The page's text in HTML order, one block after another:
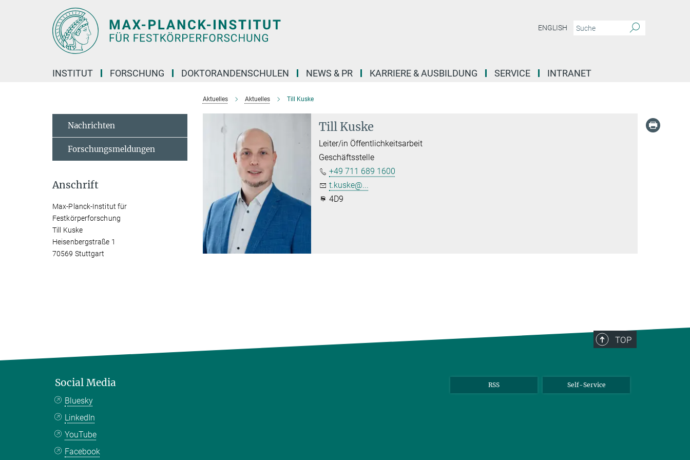
ENGLISH
INSTITUT FORSCHUNG DOKTORANDENSCHULEN NEWS & PR KARRIERE & AUSBILDUNG SERVICE INTRANET
Aktuelles Aktuelles Till Kuske
Till Kuske
Leiter/in Öffentlichkeitsarbeit
Geschäftsstelle
+49 711 689 1600
t.kuske@...
4D9
Nachrichten
Forschungsmeldungen
Anschrift
Max-Planck-Institut für
Festkörperforschung
Till Kuske
Heisenbergstraße 1
70569 Stuttgart
TOP
Social Media
Bluesky
LinkedIn
YouTube
Facebook
RSS Self-Service